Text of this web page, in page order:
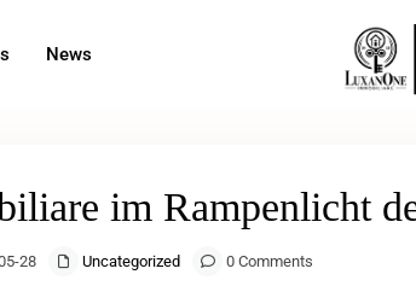
News
im Rampenlicht
28 Uncategorized 0 Comments